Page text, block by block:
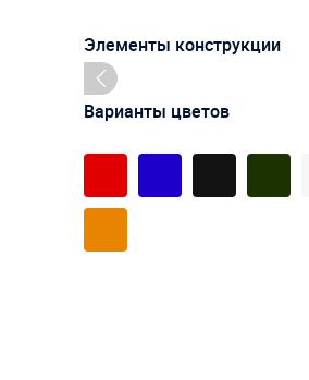
Элементы конструкции
Варианты цветов